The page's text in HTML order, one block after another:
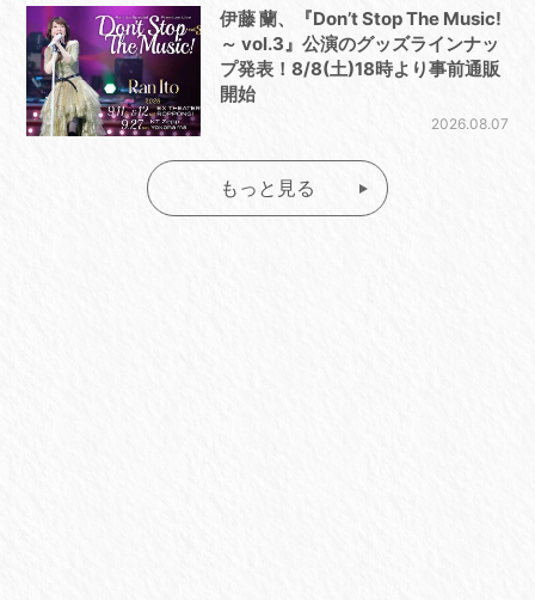
伊藤 蘭、『Don’t Stop The Music!
～ vol.3』公演のグッズラインナッ
プ発表！8/8(土)18時より事前通販
開始
2026.08.07
もっと見る